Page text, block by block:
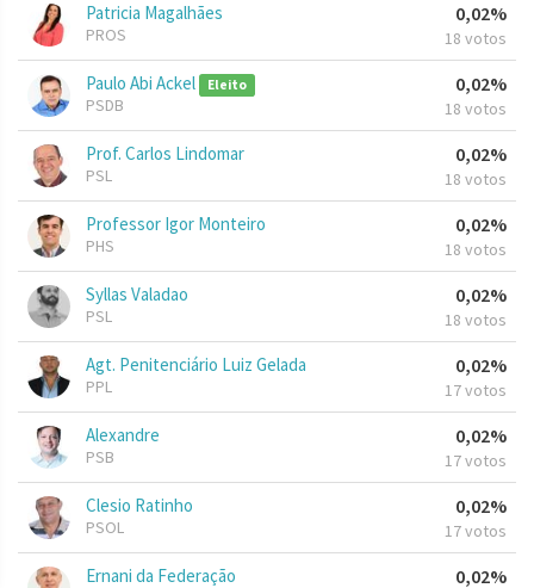
Patricia Magalhães
PROS
0,02%
18 votos
Paulo Abi Ackel Eleito
PSDB
0,02%
18 votos
Prof. Carlos Lindomar
PSL
0,02%
18 votos
Professor Igor Monteiro
PHS
0,02%
18 votos
Syllas Valadao
PSL
0,02%
18 votos
Agt. Penitenciário Luiz Gelada
PPL
0,02%
17 votos
Alexandre
PSB
0,02%
17 votos
Clesio Ratinho
PSOL
0,02%
17 votos
Ernani da Federação 0,02%